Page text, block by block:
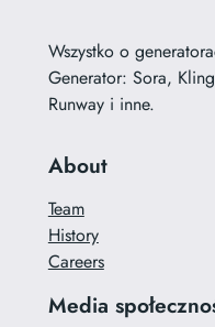
Wszystko o
Generator: Sora,
Runway i inne.
About
Team
History
Careers
Media